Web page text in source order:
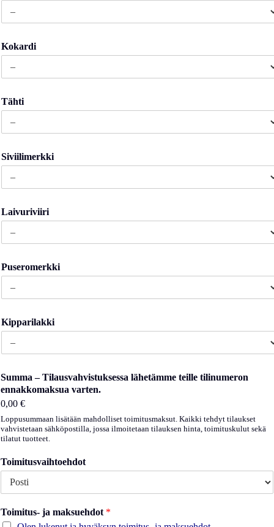
Kokardi
Tähti
Siviilimerkki
Laivuriviiri
Puseromerkki
Kipparilakki
Summa – Tilausvahvistuksessa lähetämme teille tilinumeron
ennakkomaksua varten.
0,00 €
Loppusummaan lisätään mahdolliset toimitusmaksut. Kaikki tehdyt tilaukset
vahvistetaan sähköpostilla, jossa ilmoitetaan tilauksen hinta, toimituskulut sekä
tilatut tuotteet.
Toimitusvaihtoehdot
Toimitus- ja maksuehdot *